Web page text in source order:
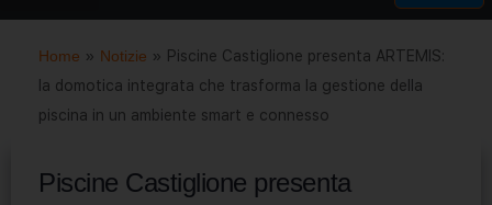
Home » Notizie » Piscine Castiglione presenta ARTEMIS:
la domotica integrata che trasforma la gestione della
piscina in un ambiente smart e connesso
Piscine Castiglione presenta